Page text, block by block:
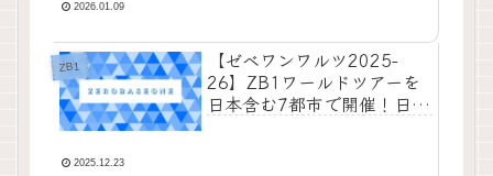
2026.01.09
ZB1
【ゼベワンワルツ2025-
26】ZB1ワールドツアーを
日本含む7都市で開催！日韓
2025.12.23